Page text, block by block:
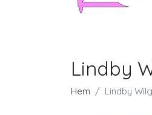
Lindby
Hem Lindby